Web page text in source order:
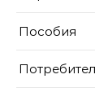
Пособия